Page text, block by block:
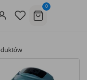
0